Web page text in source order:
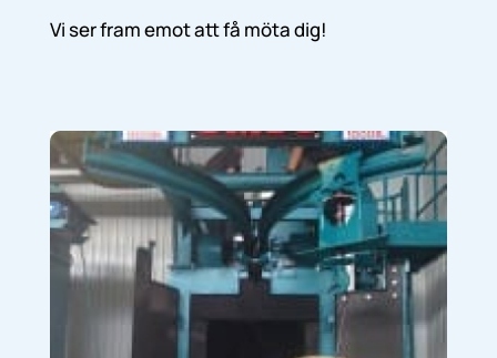
Vi ser fram emot att få möta dig!